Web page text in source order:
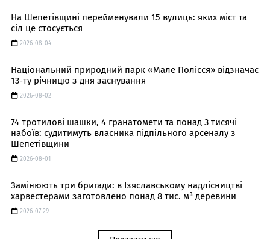
На Шепетівщині перейменували 15 вулиць: яких міст та
сіл це стосується
2026-08-04
Національний природний парк «Мале Полісся» відзначає
13-ту річницю з дня заснування
2026-08-02
74 тротилові шашки, 4 гранатомети та понад 3 тисячі
набоїв: судитимуть власника підпільного арсеналу з
Шепетівщини
2026-08-01
Замінюють три бригади: в Ізяславському надлісництві
харвестерами заготовлено понад 8 тис. м³ деревини
2026-07-29